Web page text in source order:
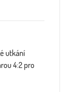
utkání
4:2 pro